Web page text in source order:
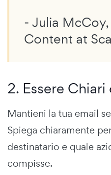
- Julia
Content at
2. Essere
Mantieni la tua email
Spiega chiaramente
destinatario e quale
compisse.